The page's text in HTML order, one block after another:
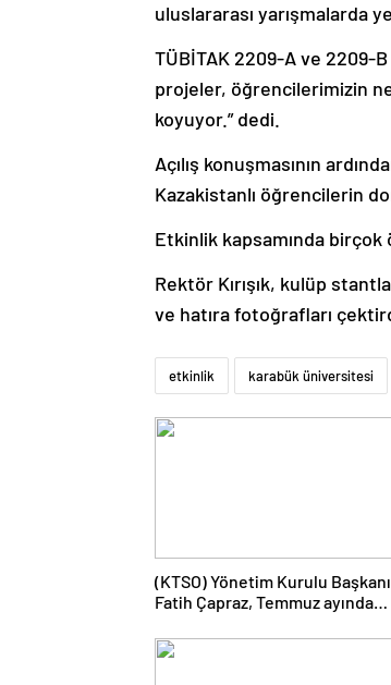
uluslararası yarışmalarda
TÜBİTAK 2209-A ve 2209-B
projeler, öğrencilerimizin
koyuyor.” dedi.
Açılış konuşmasının
Kazakistanlı öğrencilerin
Etkinlik kapsamında
Rektör Kırışık, kulüp
ve hatıra fotoğrafları
etkinlik karabük üniversitesi
(KTSO) Yönetim Kurulu Başkanı
Fatih Çapraz, Temmuz ayında
değerlendirdi.